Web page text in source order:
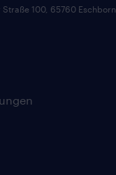
100, 65760 Eschborn